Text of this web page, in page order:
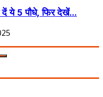
दें ये 5 पौधे, फिर देखें...